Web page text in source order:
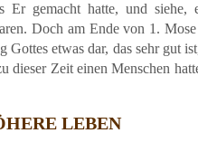
gemacht hatte, und siehe,
Doch am Ende von 1.
etwas dar, das sehr gut
dieser Zeit einen Menschen
LEBEN